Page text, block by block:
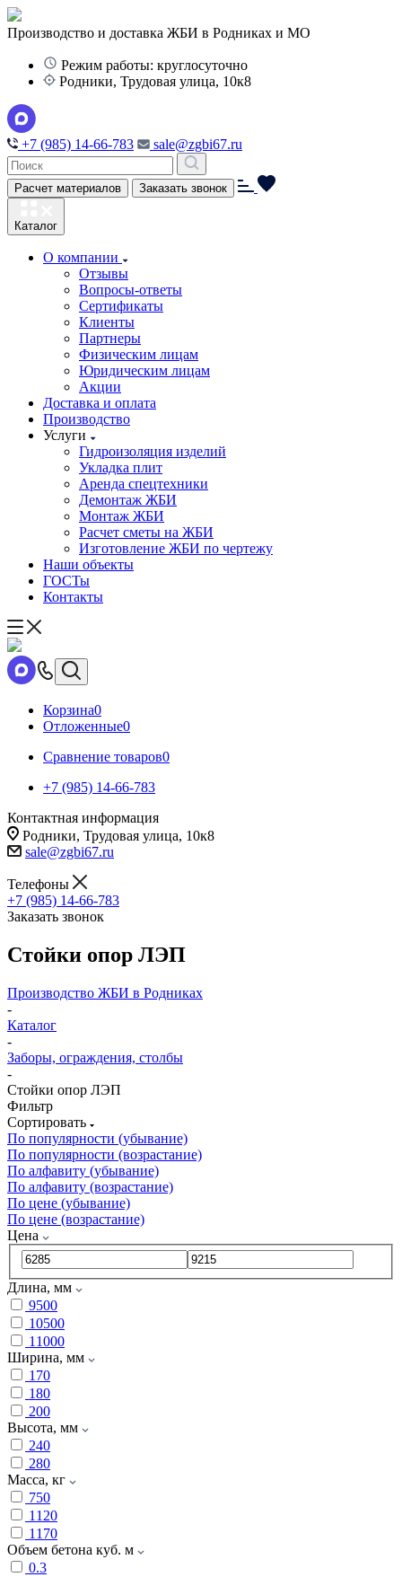
Производство и доставка ЖБИ в Родниках и МО
Режим работы: круглосуточно
Родники, Трудовая улица, 10к8
+7 (985) 14-66-783 sale@zgbi67.ru
Расчет материалов Заказать звонок
Каталог
О компании
Отзывы
Вопросы-ответы
Сертификаты
Клиенты
Партнеры
Физическим лицам
Юридическим лицам
Акции
Доставка и оплата
Производство
Услуги
Гидроизоляция изделий
Укладка плит
Аренда спецтехники
Демонтаж ЖБИ
Монтаж ЖБИ
Расчет сметы на ЖБИ
Изготовление ЖБИ по чертежу
Наши объекты
ГОСТы
Контакты
Корзина0
Отложенные0
Сравнение товаров0
+7 (985) 14-66-783
Контактная информация
Родники, Трудовая улица, 10к8
sale@zgbi67.ru
Телефоны
+7 (985) 14-66-783
Заказать звонок
Стойки опор ЛЭП
Производство ЖБИ в Родниках
-
Каталог
-
Заборы, ограждения, столбы
-
Стойки опор ЛЭП
Фильтр
Сортировать
По популярности (убывание)
По популярности (возрастание)
По алфавиту (убывание)
По алфавиту (возрастание)
По цене (убывание)
По цене (возрастание)
Цена
Длина, мм
9500
10500
11000
Ширина, мм
170
180
200
Высота, мм
240
280
Масса, кг
750
1120
1170
Объем бетона куб. м
0.3